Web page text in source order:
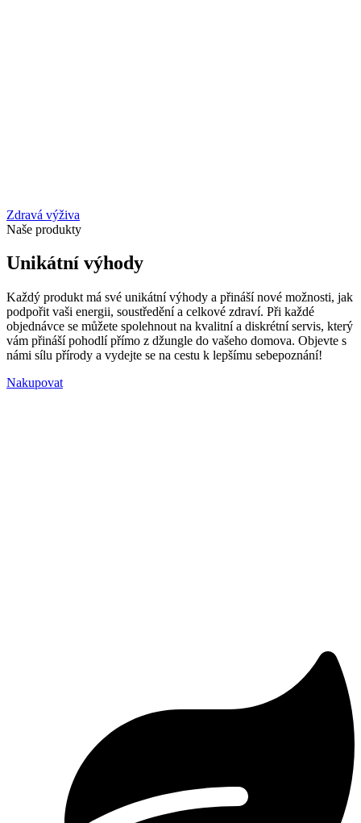
Zdravá výživa
Naše produkty
Unikátní výhody
Každý produkt má své unikátní výhody a přináší nové možnosti, jak
podpořit vaši energii, soustředění a celkové zdraví. Při každé
objednávce se můžete spolehnout na kvalitní a diskrétní servis, který
vám přináší pohodlí přímo z džungle do vašeho domova. Objevte s
námi sílu přírody a vydejte se na cestu k lepšímu sebepoznání!
Nakupovat